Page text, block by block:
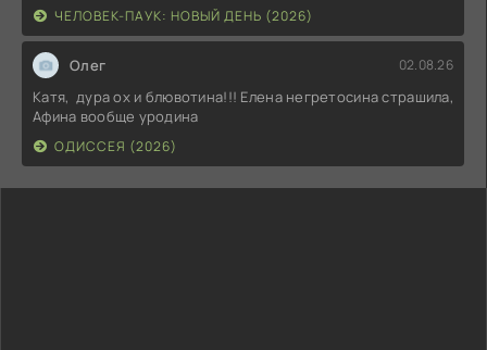
ЧЕЛОВЕК-ПАУК: НОВЫЙ ДЕНЬ (2026)
Олег 02.08.26
Катя, дура ох и блювотина!!! Елена негретосина страшила,
Афина вообще уродина
ОДИССЕЯ (2026)